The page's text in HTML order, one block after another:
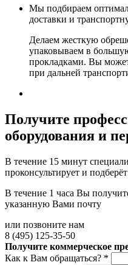
Мы подбираем
доставки и
Делаем жесткую
упаковываем в
прокладками. Вы
при дальней
Получите
оборудования и
В течение 15 минут
проконсультирует и
В течение 1 часа Вы
указанную Вами почту
или позвоните нам
8 (495) 125-35-50
Получите коммерческое
Как к Вам обращаться? *